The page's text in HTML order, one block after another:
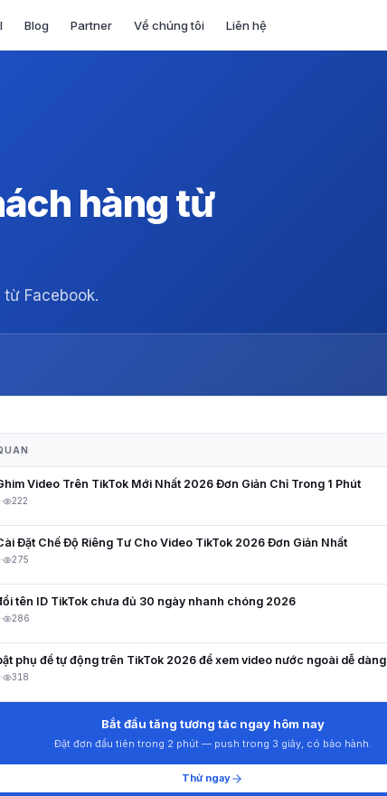
Blog Partner Về chúng tôi Liên hệ
hàng từ
Facebook.
Video Trên TikTok Mới Nhất 2026 Đơn Giản Chỉ Trong 1 Phút
· 222
Đặt Chế Độ Riêng Tư Cho Video TikTok 2026 Đơn Giản Nhất
· 275
tên ID TikTok chưa đủ 30 ngày nhanh chóng 2026
· 286
phụ đề tự động trên TikTok 2026 để xem video nước ngoài dễ dàng
· 318
Bắt đầu tăng tương tác ngay hôm nay
Đặt đơn đầu tiên trong 2 phút — push trong 3 giây, có bảo hành.
Thử ngay